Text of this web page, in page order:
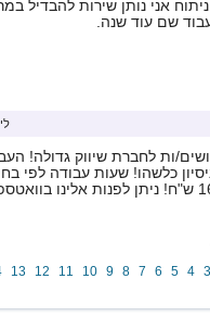
אני נותן שירות להבדיל
שם עוד שנה.
ות לחברת שיווק גדולה!
כלשהו! שעות עבודה לפי
3
4
5
6
7
8
9
10
11
12
13